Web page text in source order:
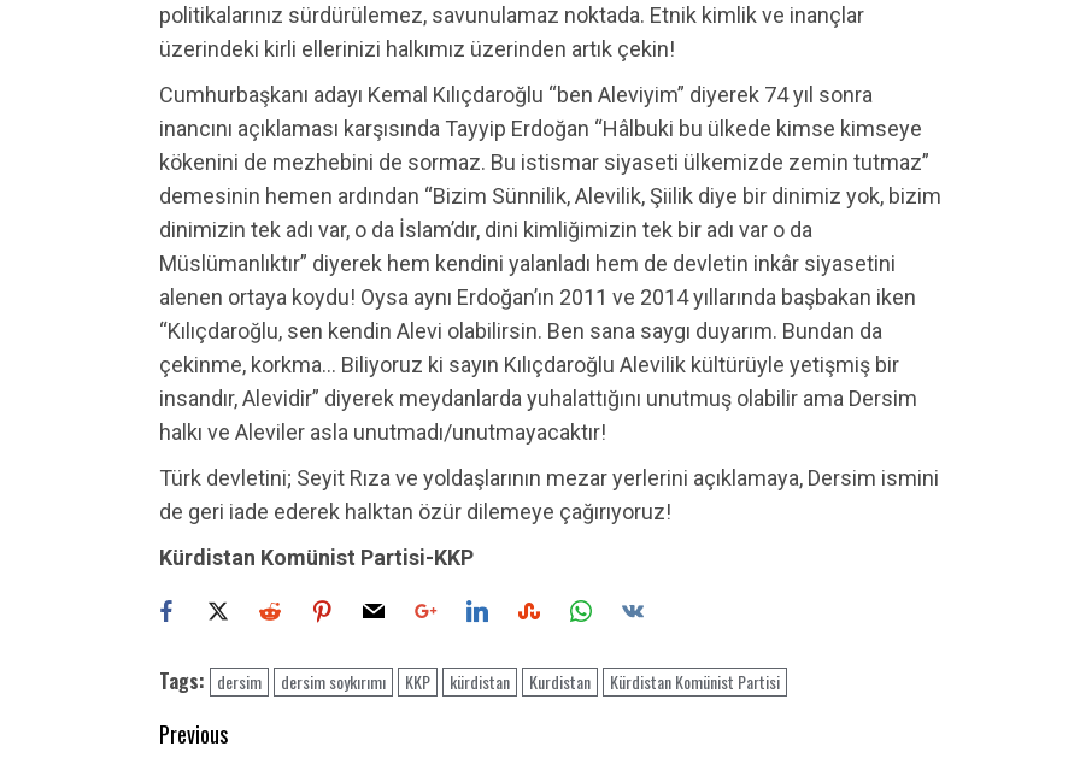
politikalarınız sürdürülemez, savunulamaz noktada. Etnik kimlik ve inançlar
üzerindeki kirli ellerinizi halkımız üzerinden artık çekin!
Cumhurbaşkanı adayı Kemal Kılıçdaroğlu “ben Aleviyim” diyerek 74 yıl sonra
inancını açıklaması karşısında Tayyip Erdoğan “Hâlbuki bu ülkede kimse kimseye
kökenini de mezhebini de sormaz. Bu istismar siyaseti ülkemizde zemin tutmaz”
demesinin hemen ardından “Bizim Sünnilik, Alevilik, Şiilik diye bir dinimiz yok, bizim
dinimizin tek adı var, o da İslam’dır, dini kimliğimizin tek bir adı var o da
Müslümanlıktır” diyerek hem kendini yalanladı hem de devletin inkâr siyasetini
alenen ortaya koydu! Oysa aynı Erdoğan’ın 2011 ve 2014 yıllarında başbakan iken
“Kılıçdaroğlu, sen kendin Alevi olabilirsin. Ben sana saygı duyarım. Bundan da
çekinme, korkma… Biliyoruz ki sayın Kılıçdaroğlu Alevilik kültürüyle yetişmiş bir
insandır, Alevidir” diyerek meydanlarda yuhalattığını unutmuş olabilir ama Dersim
halkı ve Aleviler asla unutmadı/unutmayacaktır!
Türk devletini; Seyit Rıza ve yoldaşlarının mezar yerlerini açıklamaya, Dersim ismini
de geri iade ederek halktan özür dilemeye çağırıyoruz!
Kürdistan Komünist Partisi-KKP
Tags: dersim dersim soykırımı KKP kürdistan Kurdistan Kürdistan Komünist Partisi
Post
Previous